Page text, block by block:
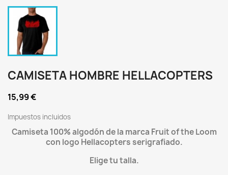
CAMISETA HOMBRE HELLACOPTERS
15,99 €
Impuestos incluidos
Camiseta 100% algodón de la marca Fruit of the Loom
con logo Hellacopters serigrafiado.
Elige tu talla.